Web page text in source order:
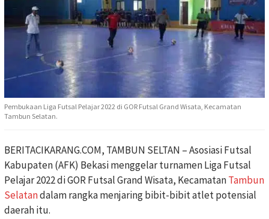
Pembukaan Liga Futsal Pelajar 2022 di GOR Futsal Grand Wisata, Kecamatan
Tambun Selatan.
BERITACIKARANG.COM, TAMBUN SELTAN – Asosiasi Futsal
Kabupaten (AFK) Bekasi menggelar turnamen Liga Futsal
Pelajar 2022 di GOR Futsal Grand Wisata, KecamatanTambun
Selatandalam rangka menjaring bibit-bibit atlet potensial
daerah itu.